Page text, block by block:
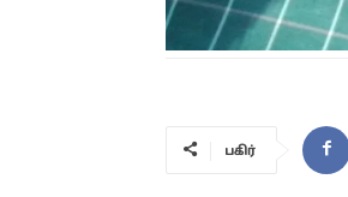
பகிர்